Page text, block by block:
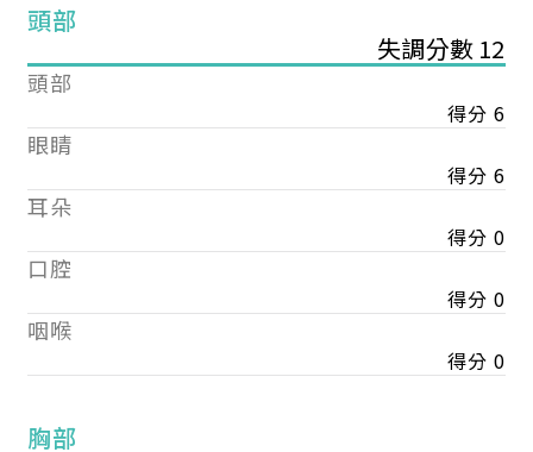
頭部
失調分數 12
頭部
得分 6
眼睛
得分 6
耳朵
得分 0
口腔
得分 0
咽喉
得分 0
胸部